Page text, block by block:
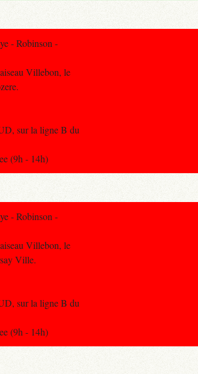
- Robinson -
Villebon, le
sur la ligne B du
(9h - 14h)
- Robinson -
Villebon, le
Ville.
sur la ligne B du
(9h - 14h)